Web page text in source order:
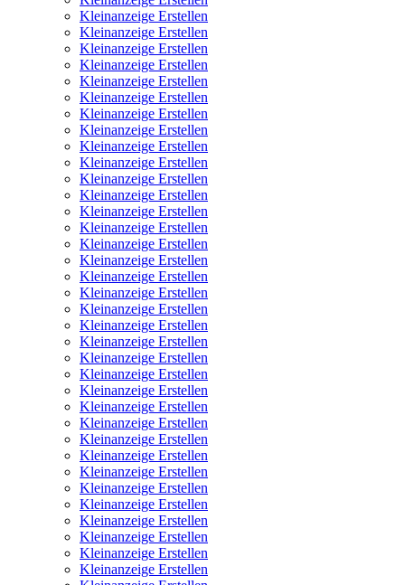
Kleinanzeige Erstellen
Kleinanzeige Erstellen
Kleinanzeige Erstellen
Kleinanzeige Erstellen
Kleinanzeige Erstellen
Kleinanzeige Erstellen
Kleinanzeige Erstellen
Kleinanzeige Erstellen
Kleinanzeige Erstellen
Kleinanzeige Erstellen
Kleinanzeige Erstellen
Kleinanzeige Erstellen
Kleinanzeige Erstellen
Kleinanzeige Erstellen
Kleinanzeige Erstellen
Kleinanzeige Erstellen
Kleinanzeige Erstellen
Kleinanzeige Erstellen
Kleinanzeige Erstellen
Kleinanzeige Erstellen
Kleinanzeige Erstellen
Kleinanzeige Erstellen
Kleinanzeige Erstellen
Kleinanzeige Erstellen
Kleinanzeige Erstellen
Kleinanzeige Erstellen
Kleinanzeige Erstellen
Kleinanzeige Erstellen
Kleinanzeige Erstellen
Kleinanzeige Erstellen
Kleinanzeige Erstellen
Kleinanzeige Erstellen
Kleinanzeige Erstellen
Kleinanzeige Erstellen
Kleinanzeige Erstellen